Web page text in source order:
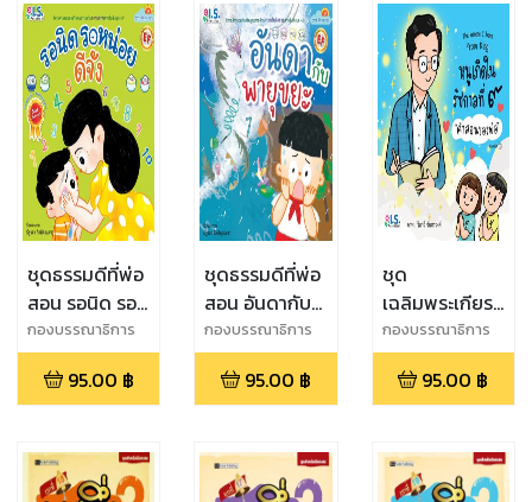
ชุดธรรมดีที่พ่อ
สอน รอนิด รอ
หน่อย ดีจัง
กองบรรณาธิการ
95.00 ฿
ชุดธรรมดีที่พ่อ
สอน อันดากับ
พายุขยะ
กองบรรณาธิการ
95.00 ฿
ชุด
เฉลิมพระเกียรติ
หนูเกิดใน
รัชกาลที่ 9 ชุด
"คำสอนของ
กองบรรณาธิการ
95.00 ฿